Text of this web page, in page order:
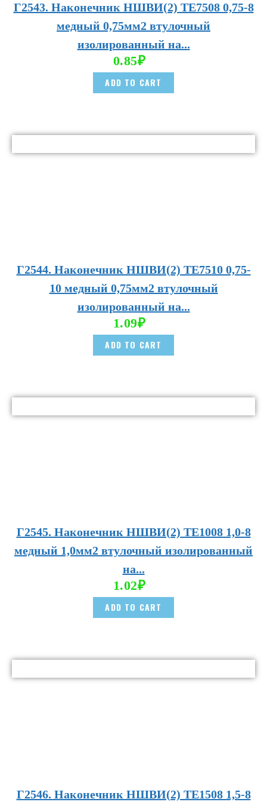
Г2543. Наконечник НШВИ(2) TE7508 0,75-8
медный 0,75мм2 втулочный
изолированный на...
0.85₽
ADD TO CART
Г2544. Наконечник НШВИ(2) TE7510 0,75-
10 медный 0,75мм2 втулочный
изолированный на...
1.09₽
ADD TO CART
Г2545. Наконечник НШВИ(2) TE1008 1,0-8
медный 1,0мм2 втулочный изолированный
на...
1.02₽
ADD TO CART
Г2546. Наконечник НШВИ(2) TE1508 1,5-8